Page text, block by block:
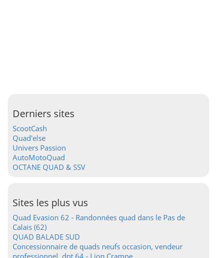
Derniers sites
ScootCash
Quad'else
Univers Passion
AutoMotoQuad
OCTANE QUAD & SSV
Sites les plus vus
Quad Evasion 62 - Randonnées quad dans le Pas de
Calais (62)
QUAD BALADE SUD
Concessionnaire de quads neufs occasion, vendeur
professionnel, dpt 64 - Lion Crampe